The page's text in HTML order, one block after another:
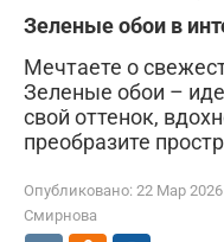
Зеленые обои в
Мечтаете о
Зеленые обои –
свой оттенок,
преобразите
Опубликовано: 22 Мар 2026
Смирнова